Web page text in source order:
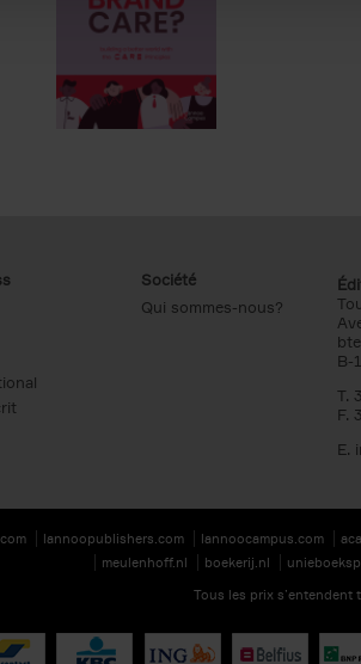
Société
Qui sommes-nous?
B-
T.
F.
E.
lannoopublishers.com lannoocampus.com
meulenhoff.nl
boekerij.nl
Tous les prix s’entendent